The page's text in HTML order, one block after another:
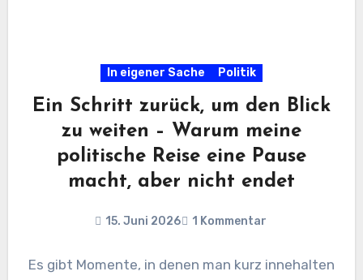
In eigener Sache Politik
Ein Schritt zurück, um den Blick
zu weiten – Warum meine
politische Reise eine Pause
macht, aber nicht endet
15. Juni 2026 1 Kommentar
Es gibt Momente, in denen man kurz innehalten